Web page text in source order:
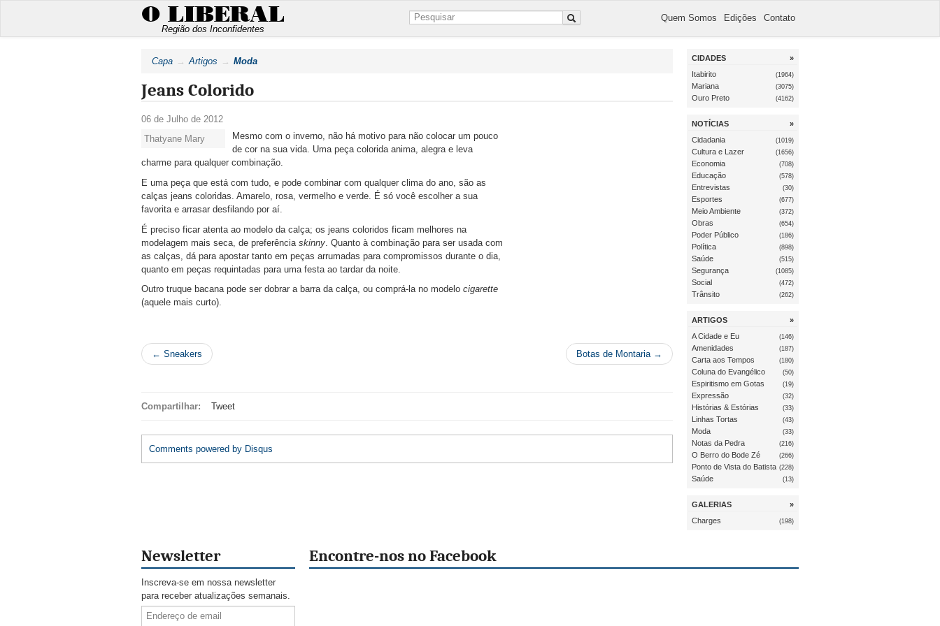
O LIBERAL
Região dos Inconfidentes
Quem Somos Edições Contato
Capa Artigos Moda
Jeans Colorido
06 de Julho de 2012
Thatyane Mary
Mesmo com o inverno, não há motivo para não colocar um pouco
de cor na sua vida. Uma peça colorida anima, alegra e leva
charme para qualquer combinação.
E uma peça que está com tudo, e pode combinar com qualquer clima do ano, são as
calças jeans coloridas. Amarelo, rosa, vermelho e verde. É só você escolher a sua
favorita e arrasar desfilando por aí.
É preciso ficar atenta ao modelo da calça; os jeans coloridos ficam melhores na
modelagem mais seca, de preferência skinny . Quanto à combinação para ser usada com
as calças, dá para apostar tanto em peças arrumadas para compromissos durante o dia,
quanto em peças requintadas para uma festa ao tardar da noite.
Outro truque bacana pode ser dobrar a barra da calça, ou comprá-la no modelo cigarette
(aquele mais curto).
← Sneakers Botas de Montaria →
Compartilhar: Tweet
Comments powered by Disqus
CIDADES
»
Itabirito
(1964)
Mariana (3075)
Ouro Preto (4162)
NOTÍCIAS
»
Cidadania
(1019)
Cultura e Lazer (1656)
Economia (708)
Educação (578)
Entrevistas (30)
Esportes (677)
Meio Ambiente (372)
Obras (654)
Poder Público (186)
Política (898)
Saúde (515)
Segurança (1085)
Social (472)
Trânsito (262)
ARTIGOS
»
A Cidade e Eu
(146)
Amenidades (187)
Carta aos Tempos (180)
Coluna do Evangélico (50)
Espiritismo em Gotas (19)
Expressão (32)
Histórias & Estórias (33)
Linhas Tortas (43)
Moda (33)
Notas da Pedra (216)
O Berro do Bode Zé (266)
Ponto de Vista do Batista (228)
Saúde (13)
GALERIAS
»
Charges
(198)
Newsletter
Inscreva-se em nossa newsletter
para receber atualizações semanais.
Encontre-nos no Facebook